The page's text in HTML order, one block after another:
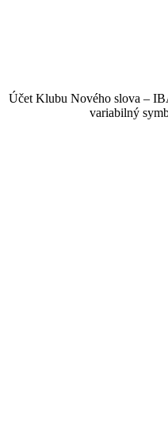
Účet Klubu Nového slova –
variabilný